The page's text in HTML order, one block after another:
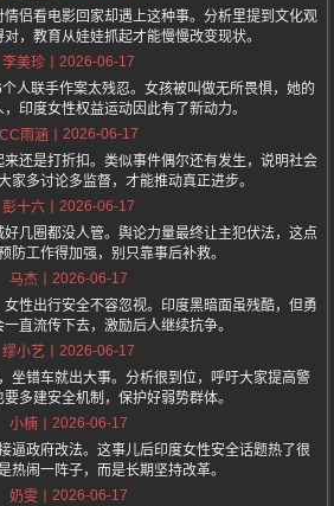
侣看电影回家却遇上这种事。分析里提到文化观
，教育从娃娃抓起才能慢慢改变现状。
李美珍
2026-06-17
人联手作案太残忍。女孩被叫做无所畏惧，她的
印度女性权益运动因此有了新动力。
CC雨涵
2026-06-17
还是打折扣。类似事件偶尔还有发生，说明社会
家多讨论多监督，才能推动真正进步。
彭十六
2026-06-17
几圈都没人管。舆论力量最终让主犯伏法，这点
防工作得加强，别只靠事后补救。
马杰
2026-06-17
性出行安全不容忽视。印度黑暗面虽残酷，但勇
直流传下去，激励后人继续抗争。
缪小艺
2026-06-17
坐错车就出大事。分析很到位，呼吁大家提高警
多建安全机制，保护好弱势群体。
小楠
2026-06-17
逼政府改法。这事儿后印度女性安全话题热了很
热闹一阵子，而是长期坚持改革。
奶雯
2026-06-17